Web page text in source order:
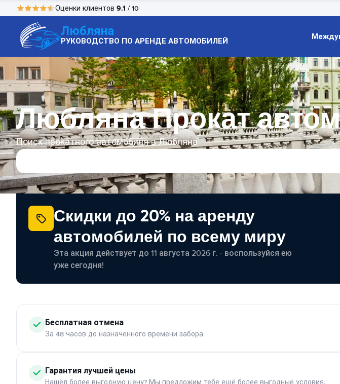
Оценки клиентов 9.1 / 10
Любляна
РУКОВОДСТВО ПО АРЕНДЕ АВТОМОБИЛЕЙ
Любляна Прокат
Поиск прокатного автомобиля в Любляна
Скидки до 20% на аренду
автомобилей по всему миру
Эта акция действует до 11 августа 2026 г. - воспользуйся ею
уже сегодня!
Бесплатная отмена
За 48 часов до назначенного времени забора
Гарантия лучшей цены
Нашёл более выгодную цену? Мы предложим тебе ещё более выгодные условия.